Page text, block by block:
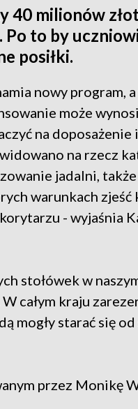
40 milionów
to by
posiłki.
nowy program,
może
na
na rzecz
jadalni,
warunkach
- wyjaśnia
stołówek w
całym kraju
mogły starać się
przez Monikę